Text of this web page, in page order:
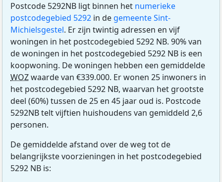
Postcode 5292NB ligt binnen het numerieke
postcodegebied 5292 in de gemeente Sint-
Michielsgestel. Er zijn twintig adressen en vijf
woningen in het postcodegebied 5292 NB. 90% van
de woningen in het postcodegebied 5292 NB is een
koopwoning. De woningen hebben een gemiddelde
WOZwaarde van €339.000. Er wonen 25 inwoners in
het postcodegebied 5292 NB, waarvan het grootste
deel (60%) tussen de 25 en 45 jaar oud is. Postcode
5292NB telt vijftien huishoudens van gemiddeld 2,6
personen.
De gemiddelde afstand over de weg tot de
belangrijkste voorzieningen in het postcodegebied
5292 NB is: